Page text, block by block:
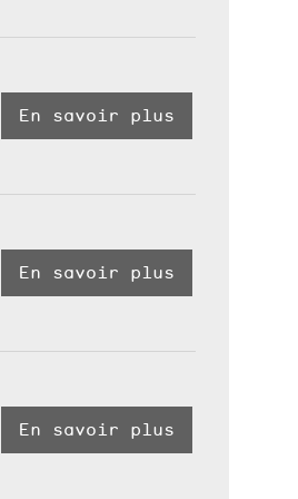
En savoir plus
En savoir plus
En savoir plus